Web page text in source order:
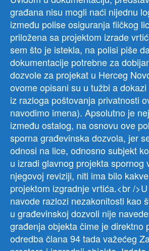
građana nisu mogli naći nijednu
između polise osiguranja fiičkog
priložena sa projektom izrade
sem što je istekla, na polisi piše
dokumentacije potrebne za
dozvole za projekat u Herceg
ovome opisani su u tužbi a
iz razloga poštovanja privatnosti
navodimo imena). Apsolutno je
između ostalog, na osnovu ove
sporna građevinska dozvola, jer
odnosi na lice, odnosno subjekt
u izradi glavnog projekta spornog
njegovoj reviziji, niti ima bilo
projektom izgradnje vrtića.<br /
navode razlozi nezakonitosti kao
u građevinskoj dozvoli nije
građenja objekta čime je direktno
odredba člana 94 tada važećeg